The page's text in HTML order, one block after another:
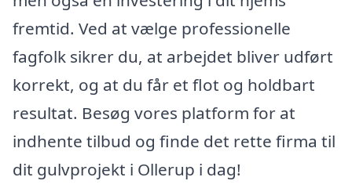
fremtid. Ved at vælge professionelle
fagfolk sikrer du, at arbejdet bliver udført
korrekt, og at du får et flot og holdbart
resultat. Besøg vores platform for at
indhente tilbud og finde det rette firma til
dit gulvprojekt i Ollerup i dag!